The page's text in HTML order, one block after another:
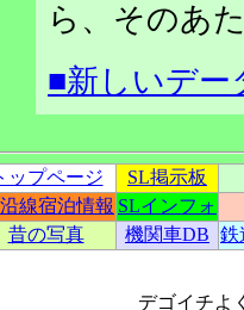
ら、そのあ
■新しいデー
ップページ SL掲示板
線宿泊情報 SLインフォ
昔の写真
機関車DB 鉄
デゴイチよ